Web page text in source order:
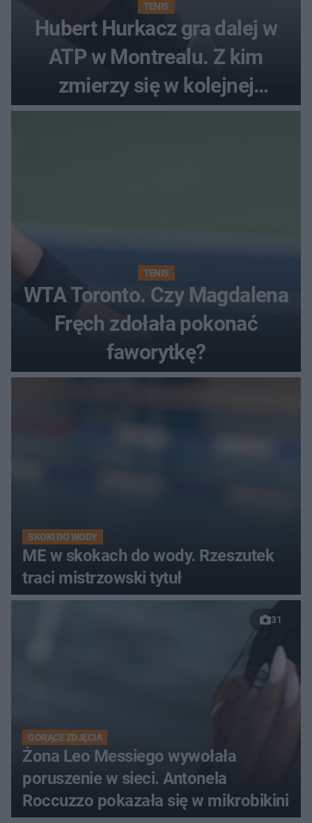
TENIS
Hubert Hurkacz gra dalej w
ATP w Montrealu. Z kim
zmierzy się w kolejnej
rundzie?
TENIS
WTA Toronto. Czy Magdalena
Fręch zdołała pokonać
faworytkę?
SKOKI DO WODY
ME w skokach do wody. Rzeszutek
traci mistrzowski tytuł
31
GORĄCE ZDJĘCIA
Żona Leo Messiego wywołała
poruszenie w sieci. Antonela
Roccuzzo pokazała się w mikrobikini